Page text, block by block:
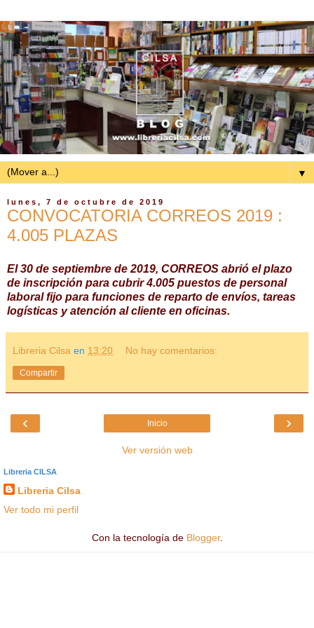
▼
lunes, 7 de octubre de 2019
CONVOCATORIA CORREOS 2019 :
4.005 PLAZAS
El 30 de septiembre de 2019, CORREOS abrió el plazo
de inscripción para cubrir 4.005 puestos de personal
laboral fijo para funciones de reparto de envíos, tareas
logísticas y atención al cliente en oficinas.
Libreria Cilsa en 13:20 No hay comentarios:
Compartir
‹ ›
Inicio
Ver versión web
Libreria CILSA
Libreria Cilsa
Ver todo mi perfil
Con la tecnología de Blogger.